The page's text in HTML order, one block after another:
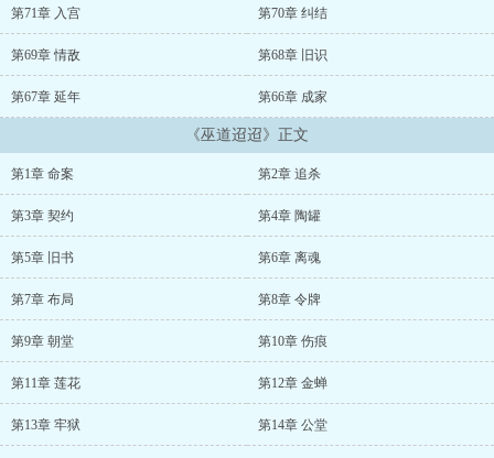
第71章 入宫 第70章 纠结
第69章 情敌 第68章 旧识
第67章 延年 第66章 成家
《巫道迢迢》正文
第1章 命案 第2章 追杀
第3章 契约 第4章 陶罐
第5章 旧书 第6章 离魂
第7章 布局 第8章 令牌
第9章 朝堂 第10章 伤痕
第11章 莲花 第12章 金蝉
第13章 牢狱 第14章 公堂